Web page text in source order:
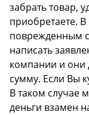
забрать товар,
приобретаете. В
поврежденным
написать
компании и они
сумму. Если Вы
В таком случае
деньги взамен